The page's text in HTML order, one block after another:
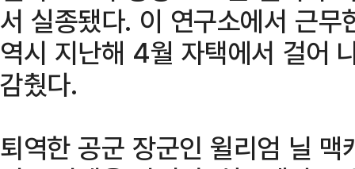
서 실종됐다. 이 연구소에서 근
역시 지난해 4월 자택에서 걸어
감췄다.
퇴역한 공군 장군인 윌리엄 닐